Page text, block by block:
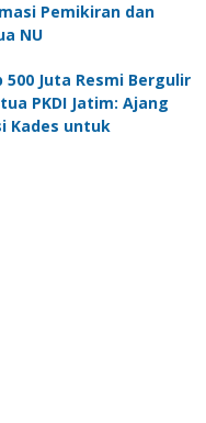
Pemikiran dan
NU
500 Juta Resmi Bergulir
PKDI Jatim: Ajang
Kades untuk